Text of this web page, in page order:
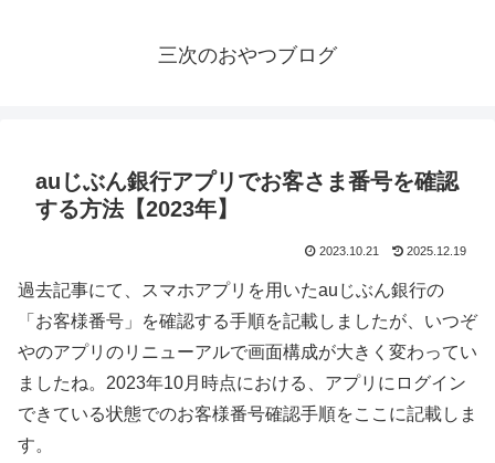
三次のおやつブログ
auじぶん銀行アプリでお客さま番号を確認
する方法【2023年】
2023.10.21 2025.12.19
過去記事にて、スマホアプリを用いたauじぶん銀行の
「お客様番号」を確認する手順を記載しましたが、いつぞ
やのアプリのリニューアルで画面構成が大きく変わってい
ましたね。2023年10月時点における、アプリにログイン
できている状態でのお客様番号確認手順をここに記載しま
す。